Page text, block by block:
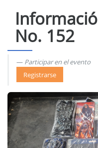
No. 152
Participar en el evento
Registrarse